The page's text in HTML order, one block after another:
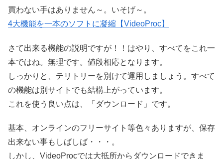
買わない手はありません～。いそげ～。
4大機能を一本のソフトに凝縮【VideoProc】
さて出来る機能の説明ですが！！はやり、すべてをこれ一
本ではね。無理です。値段相応となります。
しっかりと、テリトリーを別けて運用しましょう。すべて
の機能は別サイトでも結構上がっています。
これを使う良い点は、「ダウンロード」です。
基本、オンラインのフリーサイト等色々ありますが、保存
出来ない事もしばしば・・・。
しかし、VideoProcでは大抵所からダウンロードできま